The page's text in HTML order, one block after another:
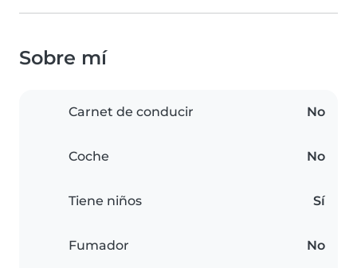
Sobre mí
Carnet de conducir No
Coche No
Tiene niños Sí
Fumador No